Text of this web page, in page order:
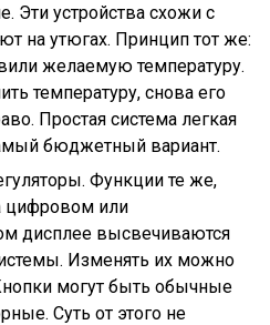
Эти устройства схожи с
на утюгах. Принцип тот же:
желаемую температуру.
температуру, снова его
Простая система легкая
бюджетный вариант.
Функции те же,
цифровом или
дисплее высвечиваются
Изменять их можно
могут быть обычные
Суть от этого не